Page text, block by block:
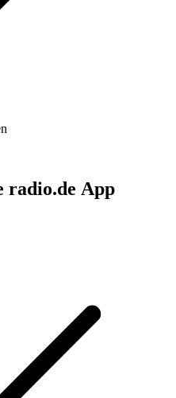
radio.de App